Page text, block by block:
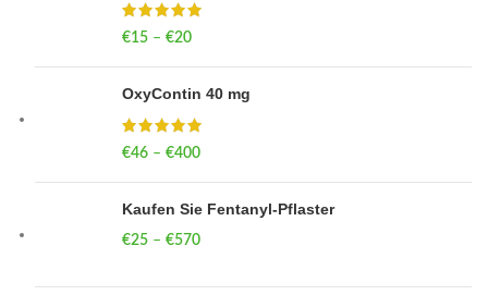
€15 – €20
OxyContin 40 mg
€46 – €400
Kaufen Sie Fentanyl-Pflaster
€25 – €570